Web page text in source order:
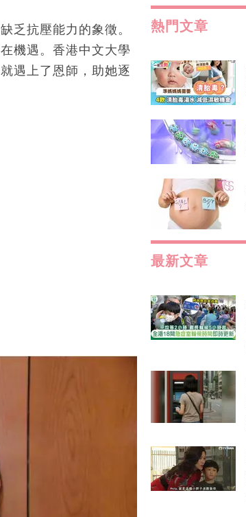
乏抗壓能力的象徵。
機遇。香港中文大學
遇上了恩師，助她逐
熱門文章
最新文章